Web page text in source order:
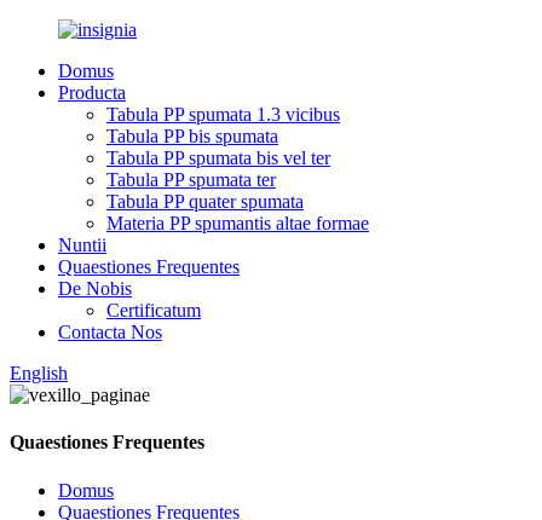
Domus
Producta
Tabula PP spumata 1.3 vicibus
Tabula PP bis spumata
Tabula PP spumata bis vel ter
Tabula PP spumata ter
Tabula PP quater spumata
Materia PP spumantis altae formae
Nuntii
Quaestiones Frequentes
De Nobis
Certificatum
Contacta Nos
English
Quaestiones Frequentes
Domus
Quaestiones Frequentes